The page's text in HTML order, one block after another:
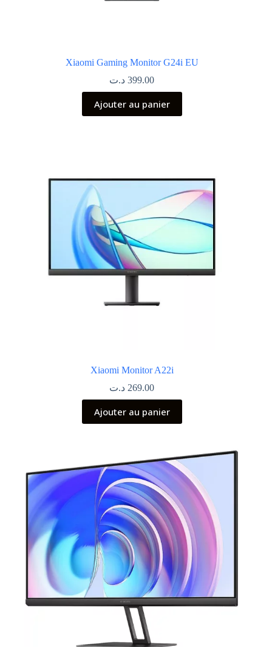
Xiaomi Gaming Monitor G24i EU
399.00 د.ت
Ajouter au panier
Xiaomi Monitor A22i
269.00 د.ت
Ajouter au panier